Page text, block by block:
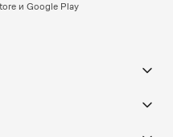
и Google Play